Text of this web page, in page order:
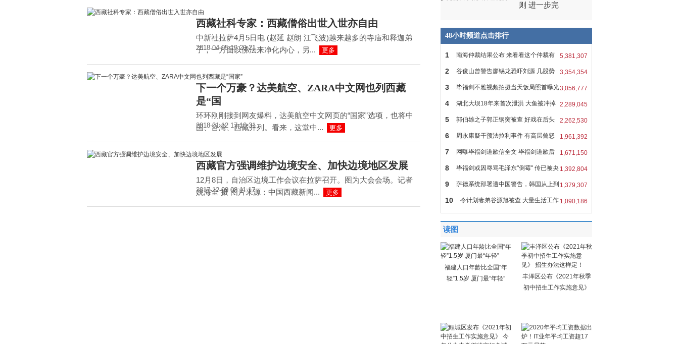
西藏社科专家：西藏僧俗出世入世亦自由
中新社拉萨4月5日电 (赵延 赵朗 江飞波)越来越多的寺庙和释迦弟
子，一方面以佛法来净化内心，另...
更多
2018-04-05 19:20:21
下一个万豪？达美航空、ZARA中文网也列西藏
是“国
环环刚刚接到网友爆料，达美航空中文网页的“国家”选项，也将中
国、台湾、西藏并列。看来，这堂中...
更多
2018-01-12 17:10:31
西藏官方强调维护边境安全、加快边境地区发展
12月8日，自治区边境工作会议在拉萨召开。图为大会会场。记者
姚海全 摄 图片来源：中国西藏新闻...
更多
2017-12-09 08:11:17
则 进一步完
48小时频道点击排行
5,381,307
1 南海仲裁结果公布 来看看这个仲裁有
多 3,354,354
2 谷俊山曾警告廖锡龙恐吓刘源 几股势
力 3,056,777
3 毕福剑不雅视频拍摄当天饭局照首曝光
2,289,045
4 湖北大坝18年来首次泄洪 大鱼被冲掉
头 2,262,530
5 郭伯雄之子郭正钢突被查 好戏在后头
或 1,961,392
6 周永康疑干预法拉利事件 有高层曾怒
批 1,671,150
7 网曝毕福剑道歉信全文 毕福剑道歉后
会 1,392,804
8 毕福剑或因辱骂毛泽东"倒霉" 传已被央
1,379,307
9 萨德系统部署遭中国警告，韩国从上到
下 1,090,186
10 令计划妻弟谷源旭被查 大量生活工作
照
读图
福建人口年龄比全国“年
轻”1.5岁 厦门最“年轻”
丰泽区公布《2021年秋季
初中招生工作实施意见》